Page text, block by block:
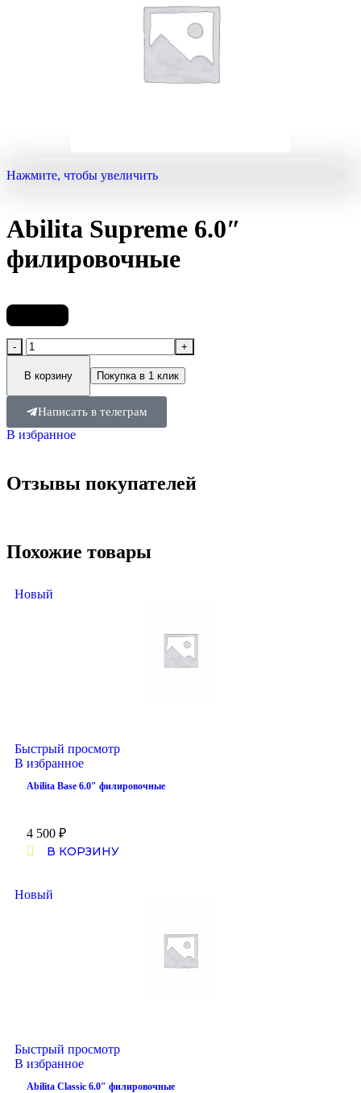
Нажмите, чтобы увеличить
Abilita Supreme 6.0″
филировочные
В корзину Покупка в 1 клик
Написать в телеграм
В избранное
Отзывы покупателей
Похожие товары
Новый
Быстрый просмотр
В избранное
Abilita Base 6.0″ филировочные
4 500 ₽
В КОРЗИНУ
Новый
Быстрый просмотр
В избранное
Abilita Classic 6.0″ филировочные